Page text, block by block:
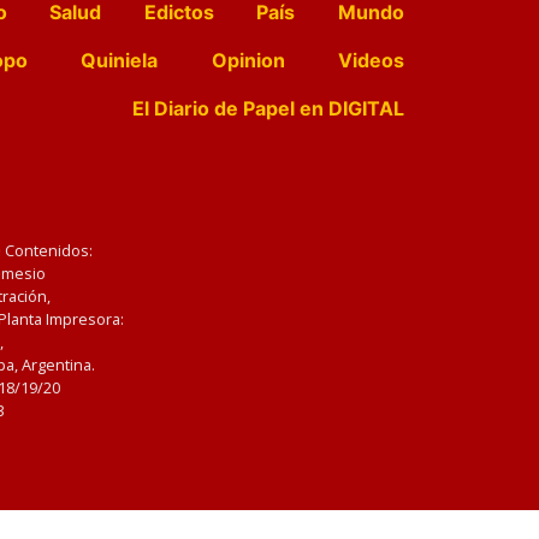
Salud Edictos País
Mundo
Quiniela Opinion
Videos
El Diario de Papel en DIGITAL
Impresora:
Argentina.
19/20